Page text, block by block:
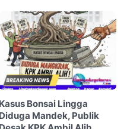
Kasus Bonsai Lingga
Diduga Mandek, Publik